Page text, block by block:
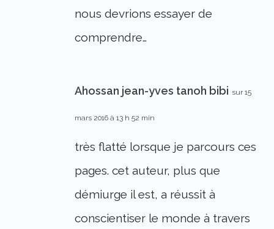
nous devrions essayer de
comprendre…
Ahossan jean-yves tanoh bibi sur 15
mars 2016 à 13 h 52 min
très flatté lorsque je parcours ces
pages. cet auteur, plus que
démiurge il est, a réussit à
conscientiser le monde à travers